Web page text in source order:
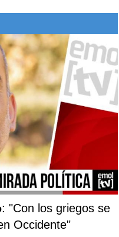
: "Con los griegos se
Occidente"